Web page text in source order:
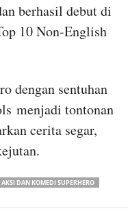
berhasil debut di
10 Non-English
dengan sentuhan
menjadi tontonan
cerita segar,
DAN KOMEDI SUPERHERO